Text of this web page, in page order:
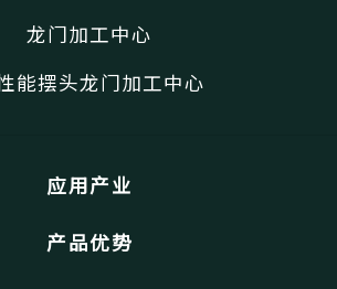
龙门加工中心
能摆头龙门加工中心
应用产业
产品优势